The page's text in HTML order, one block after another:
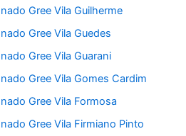
Gree Vila Guilherme
Gree Vila Guedes
Gree Vila Guarani
Gree Vila Gomes Cardim
Gree Vila Formosa
Gree Vila Firmiano Pinto